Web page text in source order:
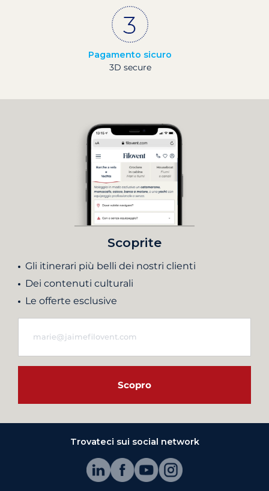
Pagamento sicuro
3D secure
Scoprite
Gli itinerari più belli dei nostri clienti
Dei contenuti culturali
Le offerte esclusive
Scopro
Trovateci sui social network